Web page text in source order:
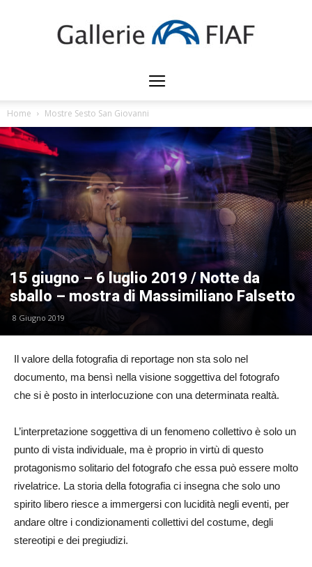
Gallerie
FIAF
Home Mostre Sesto San Giovanni
15 giugno – 6 luglio 2019 / Notte da
sballo – mostra di Massimiliano Falsetto
8 Giugno 2019
Il valore della fotografia di reportage non sta solo nel
documento, ma bensì nella visione soggettiva del fotografo
che si è posto in interlocuzione con una determinata realtà.
L’interpretazione soggettiva di un fenomeno collettivo è solo un
punto di vista individuale, ma è proprio in virtù di questo
protagonismo solitario del fotografo che essa può essere molto
rivelatrice. La storia della fotografia ci insegna che solo uno
spirito libero riesce a immergersi con lucidità negli eventi, per
andare oltre i condizionamenti collettivi del costume, degli
stereotipi e dei pregiudizi.